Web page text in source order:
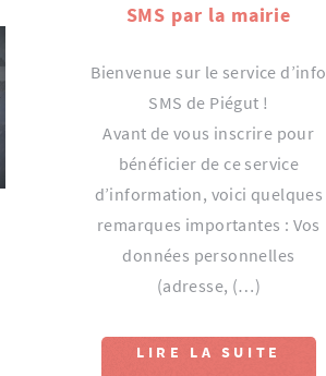
SMS par la mairie
Bienvenue sur le service d’info
SMS de Piégut !
Avant de vous inscrire pour
bénéficier de ce service
d’information, voici quelques
remarques importantes : Vos
données personnelles
(adresse, (…)
LIRE LA SUITE